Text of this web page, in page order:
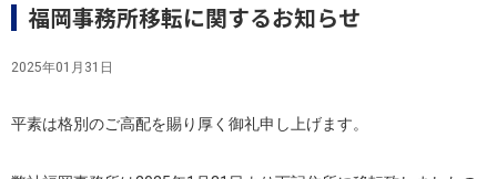
福岡事務所移転に関するお知らせ
2025年01月31日
平素は格別のご高配を賜り厚く御礼申し上げます。